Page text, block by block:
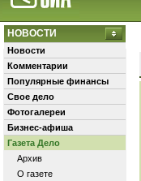
НОВОСТИ
Новости
Комментарии
Популярные финансы
Свое дело
Фотогалереи
Бизнес-афиша
Газета Дело
Архив
О газете